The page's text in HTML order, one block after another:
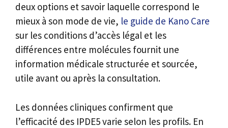
deux options et savoir laquelle correspond le
mieux à son mode de vie, le guide de Kano Care
sur les conditions d’accès légal et les
différences entre molécules fournit une
information médicale structurée et sourcée,
utile avant ou après la consultation.
Les données cliniques confirment que
l’efficacité des IPDE5 varie selon les profils. En